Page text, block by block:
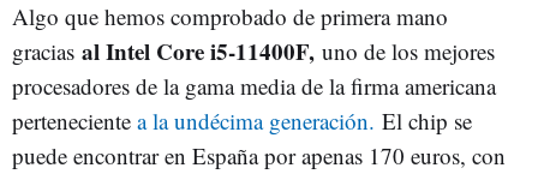
Algo que hemos comprobado de primera mano
gracias al Intel Core i5-11400F, uno de los mejores
procesadores de la gama media de la firma americana
perteneciente a la undécima generación. El chip se
puede encontrar en España por apenas 170 euros, con